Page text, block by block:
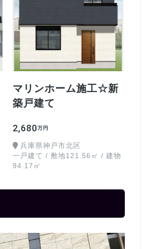
マリンホーム施工☆新
築戸建て
2,680万円
兵庫県神戸市北区
一戸建て / 敷地121.56㎡ / 建物
94.17㎡